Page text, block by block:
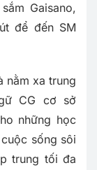
Gaisano,
để đến SM
nằm xa trung
CG cơ sở
những học
sống sôi
trung tối đa